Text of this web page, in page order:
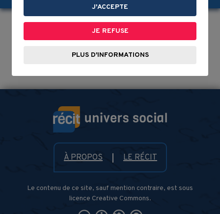
À PROPOS LE RÉCIT
Le contenu de ce site, sauf mention contraire, est sous
licence Creative Commons.
J'ACCEPTE
JE REFUSE
PLUS D'INFORMATIONS